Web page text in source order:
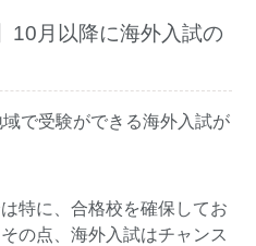
10月以降に海外入試の
で受験ができる海外入試が
特に、合格校を確保してお
の点、海外入試はチャンス